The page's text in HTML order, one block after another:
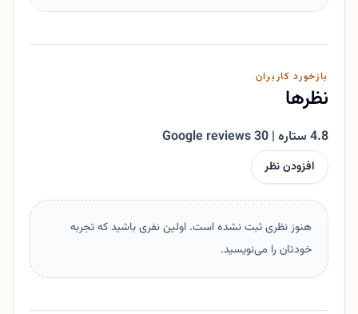
بازخورد کاربران
نظرها
4.8 ستاره | 30 Google reviews
افزودن نظر
هنوز نظری ثبت نشده است. اولین نفری باشید که تجربه
خودتان را می‌نویسید.